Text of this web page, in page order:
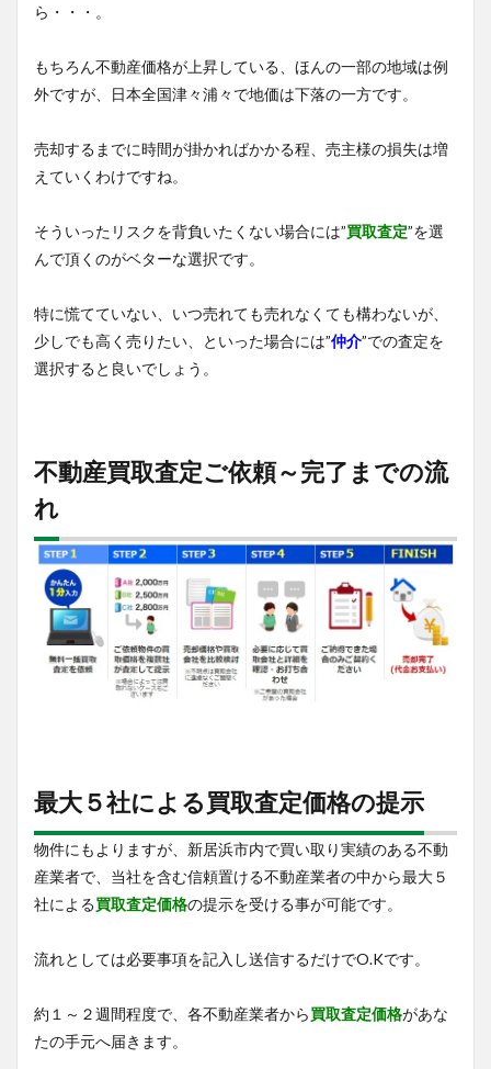
ら・・・。
もちろん不動産価格が上昇している、ほんの一部の地域は例
外ですが、日本全国津々浦々で地価は下落の一方です。
売却するまでに時間が掛かればかかる程、売主様の損失は増
えていくわけですね。
そういったリスクを背負いたくない場合には”買取査定”を選
んで頂くのがベターな選択です。
特に慌てていない、いつ売れても売れなくても構わないが、
少しでも高く売りたい、といった場合には”仲介”での査定を
選択すると良いでしょう。
不動産買取査定ご依頼～完了までの流
れ
最大５社による買取査定価格の提示
物件にもよりますが、新居浜市内で買い取り実績のある不動
産業者で、当社を含む信頼置ける不動産業者の中から最大５
社による買取査定価格の提示を受ける事が可能です。
流れとしては必要事項を記入し送信するだけでO.Kです。
約１～２週間程度で、各不動産業者から買取査定価格があな
たの手元へ届きます。